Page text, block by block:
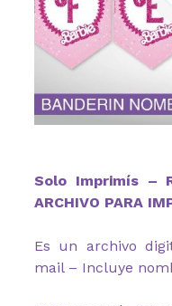
Solo Imprimís –
ARCHIVO PARA
Es un archivo
mail – Incluye